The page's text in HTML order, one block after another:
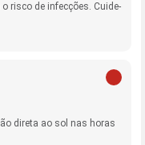
risco de infecções. Cuide-
direta ao sol nas horas